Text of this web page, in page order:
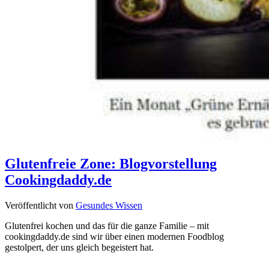
Glutenfreie Zone: Blogvorstellung
Cookingdaddy.de
Veröffentlicht von Gesundes Wissen
Glutenfrei kochen und das für die ganze Familie – mit
cookingdaddy.de sind wir über einen modernen Foodblog
gestolpert, der uns gleich begeistert hat.